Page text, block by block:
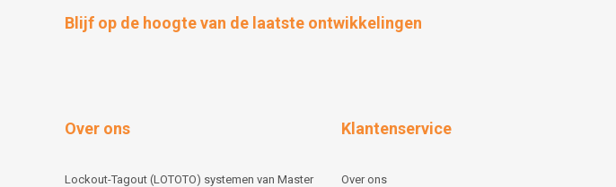
Blijf op de hoogte van de laatste ontwikkelingen
Over ons
Lockout-Tagout (LOTOTO) systemen van Master
Klantenservice
Over ons